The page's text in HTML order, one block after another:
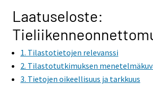
Laatuseloste:
1. Tilastotietojen relevanssi
2. Tilastotutkimuksen
3. Tietojen oikeellisuus ja tarkkuus